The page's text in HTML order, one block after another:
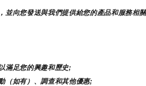
並向您發送與我們提供給您的產品和服務相
滿足您的興趣和歷史;
（如有）、調查和其他優惠;